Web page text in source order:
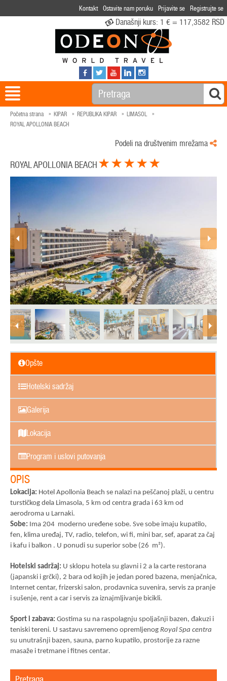
Kontakt Ostavite nam poruku Prijavite se Registrujte se
Današnji kurs: 1 € = 117,3582 RSD
Početna strana KIPAR REPUBLIKA KIPAR
LIMASOL
ROYAL APOLLONIA BEACH
Podeli na društvenim mrežama
ROYAL APOLLONIA BEACH
Opšte
Hotelski sadržaj
Galerija
Lokacija
Program i uslovi putovanja
OPIS
Lokacija: Hotel Apollonia Beach se nalazi na peščanoj plaži, u centru
turstičkog dela Limasola, 5 km od centra grada i 63 km od
aerodroma u Larnaki.
Sobe: Ima 204 moderno uređene sobe. Sve sobe imaju kupatilo,
fen, klima uređaj, TV, radio, telefon, wi fi, mini bar, sef, aparat za čaj
i kafu i balkon . U ponudi su superior sobe (26 m²).
Hotelski sadržaj: U sklopu hotela su glavni i 2 a la carte restorana
(japanski i grčki), 2 bara od kojih je jedan pored bazena, menjačnica,
Internet centar, frizerski salon, prodavnica suvenira, servis za pranje
i sušenje, rent a car i servis za iznajmljivanje bicikli.
Sport i zabava: Gostima su na raspolagnju spoljašnji bazen, đakuzi i
teniski tereni. U sastavu savremeno opremljenog Royal Spa centra
su unutrašnji bazen, sauna, parno kupatilo, prostorije za razne
masaže i tretmane i fitnes centar.